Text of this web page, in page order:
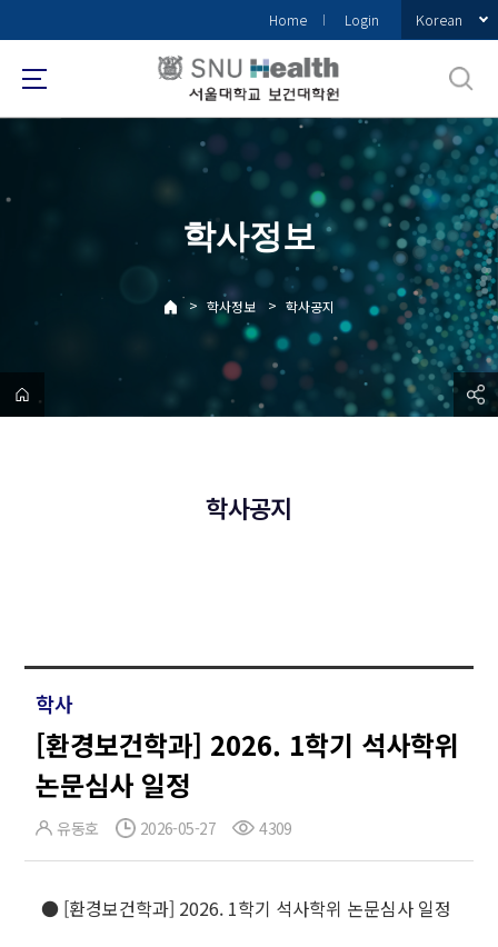
로
메
Home Login Korean
학사정보
> 학사정보 > 학사공지
학사공지
학사
[환경보건학과] 2026. 1학기 석사학위
논문심사 일정
유동호 2026-05-27 4309
● [환경보건학과] 2026. 1학기 석사학위 논문심사 일정